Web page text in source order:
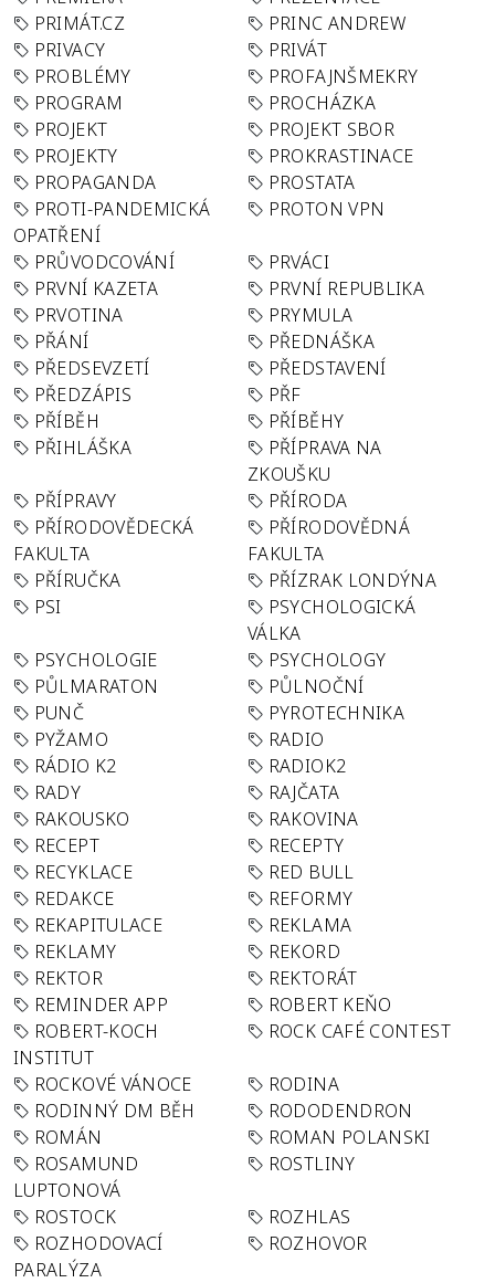
PRIMÁT.CZ
PRINC ANDREW
PRIVACY
PRIVÁT
PROBLÉMY
PROFAJNŠMEKRY
PROGRAM
PROCHÁZKA
PROJEKT
PROJEKT SBOR
PROJEKTY
PROKRASTINACE
PROPAGANDA
PROSTATA
PROTI-PANDEMICKÁ
OPATŘENÍ
PROTON VPN
PRŮVODCOVÁNÍ
PRVÁCI
PRVNÍ KAZETA
PRVNÍ REPUBLIKA
PRVOTINA
PRYMULA
PŘÁNÍ
PŘEDNÁŠKA
PŘEDSEVZETÍ
PŘEDSTAVENÍ
PŘEDZÁPIS
PŘF
PŘÍBĚH
PŘÍBĚHY
PŘIHLÁŠKA
PŘÍPRAVA NA
ZKOUŠKU
PŘÍPRAVY
PŘÍRODA
PŘÍRODOVĚDECKÁ
FAKULTA
PŘÍRODOVĚDNÁ
FAKULTA
PŘÍRUČKA
PŘÍZRAK LONDÝNA
PSI
PSYCHOLOGICKÁ
VÁLKA
PSYCHOLOGIE
PSYCHOLOGY
PŮLMARATON
PŮLNOČNÍ
PUNČ
PYROTECHNIKA
PYŽAMO
RADIO
RÁDIO K2
RADIOK2
RADY
RAJČATA
RAKOUSKO
RAKOVINA
RECEPT
RECEPTY
RECYKLACE
RED BULL
REDAKCE
REFORMY
REKAPITULACE
REKLAMA
REKLAMY
REKORD
REKTOR
REKTORÁT
REMINDER APP
ROBERT KEŇO
ROBERT-KOCH
INSTITUT
ROCK CAFÉ CONTEST
ROCKOVÉ VÁNOCE
RODINA
RODINNÝ DM BĚH
RODODENDRON
ROMÁN
ROMAN POLANSKI
ROSAMUND
LUPTONOVÁ
ROSTLINY
ROSTOCK
ROZHLAS
ROZHODOVACÍ
PARALÝZA
ROZHOVOR